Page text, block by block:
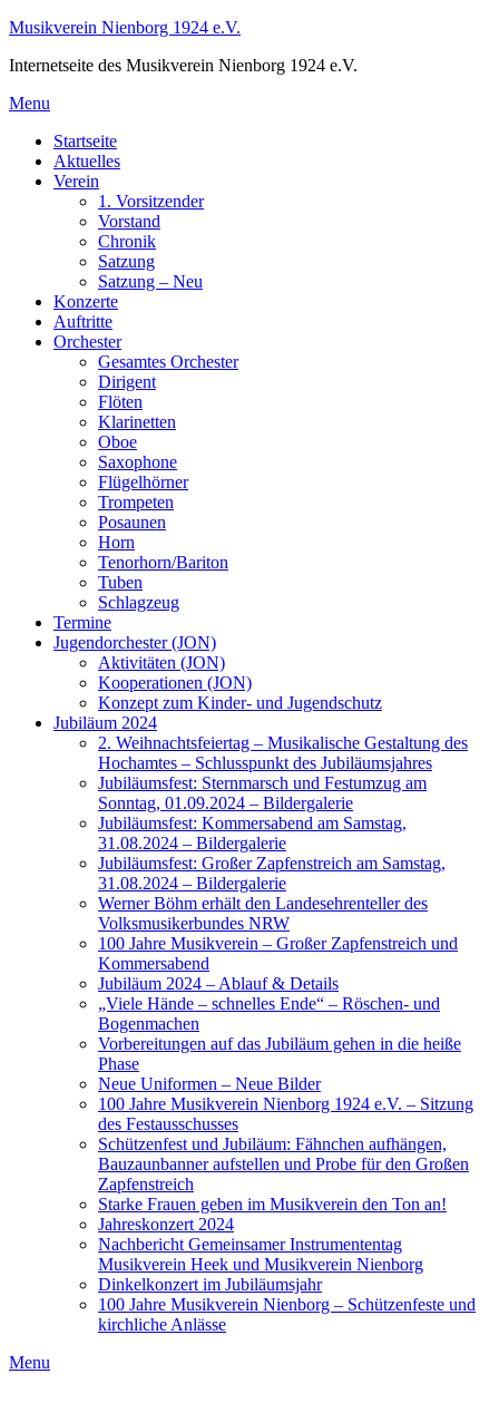
Skip
content
Musikverein Nienborg 1924 e.V.
Internetseite des Musikverein Nienborg 1924 e.V.
Menu
Startseite
Aktuelles
Verein
1. Vorsitzender
Vorstand
Chronik
Satzung
Satzung – Neu
Konzerte
Auftritte
Orchester
Gesamtes Orchester
Dirigent
Flöten
Klarinetten
Oboe
Saxophone
Flügelhörner
Trompeten
Posaunen
Horn
Tenorhorn/Bariton
Tuben
Schlagzeug
Termine
Jugendorchester (JON)
Aktivitäten (JON)
Kooperationen (JON)
Konzept zum Kinder- und Jugendschutz
Jubiläum 2024
2. Weihnachtsfeiertag – Musikalische Gestaltung des
Hochamtes – Schlusspunkt des Jubiläumsjahres
Jubiläumsfest: Sternmarsch und Festumzug am
Sonntag, 01.09.2024 – Bildergalerie
Jubiläumsfest: Kommersabend am Samstag,
31.08.2024 – Bildergalerie
Jubiläumsfest: Großer Zapfenstreich am Samstag,
31.08.2024 – Bildergalerie
Werner Böhm erhält den Landesehrenteller des
Volksmusikerbundes NRW
100 Jahre Musikverein – Großer Zapfenstreich und
Kommersabend
Jubiläum 2024 – Ablauf & Details
„Viele Hände – schnelles Ende“ – Röschen- und
Bogenmachen
Vorbereitungen auf das Jubiläum gehen in die heiße
Phase
Neue Uniformen – Neue Bilder
100 Jahre Musikverein Nienborg 1924 e.V. – Sitzung
des Festausschusses
Schützenfest und Jubiläum: Fähnchen aufhängen,
Bauzaunbanner aufstellen und Probe für den Großen
Zapfenstreich
Starke Frauen geben im Musikverein den Ton an!
Jahreskonzert 2024
Nachbericht Gemeinsamer Instrumententag
Musikverein Heek und Musikverein Nienborg
Dinkelkonzert im Jubiläumsjahr
100 Jahre Musikverein Nienborg – Schützenfeste und
kirchliche Anlässe
Menu